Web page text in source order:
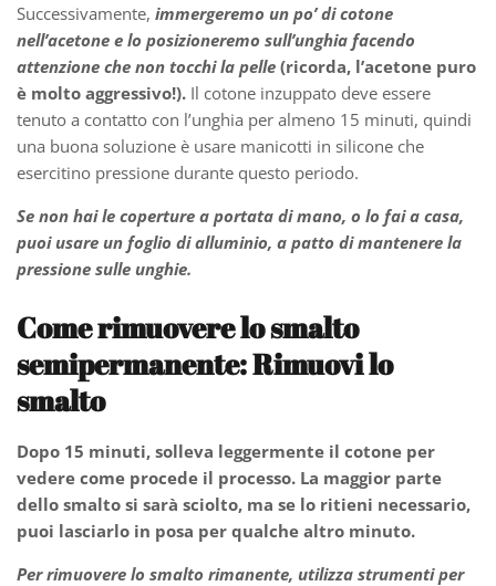
Successivamente, immergeremo un po’ di cotone
nell’acetone e lo posizioneremo sull’unghia facendo
attenzione che non tocchi la pelle (ricorda, l’acetone puro
è molto aggressivo!). Il cotone inzuppato deve essere
tenuto a contatto con l’unghia per almeno 15 minuti, quindi
una buona soluzione è usare manicotti in silicone che
esercitino pressione durante questo periodo.
Se non hai le coperture a portata di mano, o lo fai a casa,
puoi usare un foglio di alluminio, a patto di mantenere la
pressione sulle unghie.
Come rimuovere lo smalto
semipermanente:Rimuovi lo
smalto
Dopo 15 minuti, solleva leggermente il cotone per
vedere come procede il processo. La maggior parte
dello smalto si sarà sciolto, ma se lo ritieni necessario,
puoi lasciarlo in posa per qualche altro minuto.
Per rimuovere lo smalto rimanente, utilizza strumenti per